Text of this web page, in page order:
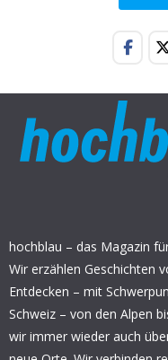
hochblau – das Magazin
Wir erzählen Geschichten
Entdecken – mit
Schweiz – von den Alpen
wir immer wieder auch